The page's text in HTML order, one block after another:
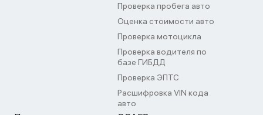
Проверка пробега авто
Оценка стоимости авто
Проверка мотоцикла
Проверка водителя по
базе ГИБДД
Проверка ЭПТС
Расшифровка VIN кода
авто